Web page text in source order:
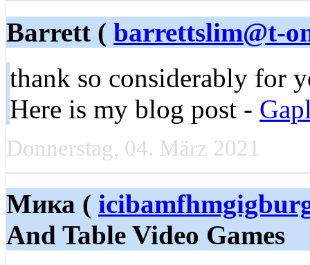
Barrett ( barrettslim@t-
thank so considerably for
Here is my blog post -
Donnerstag, 04. März 2021
Мика (
And Table Video Games